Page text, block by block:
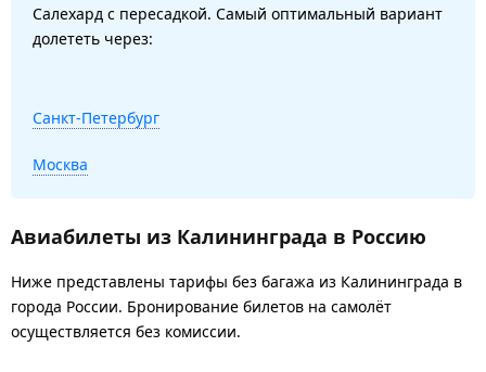
Салехард с пересадкой. Самый оптимальный вариант
долететь через:
Санкт-Петербург
Москва
Авиабилеты из Калининграда в Россию
Ниже представлены тарифы без багажа из Калининграда в
города России. Бронирование билетов на самолёт
осуществляется без комиссии.